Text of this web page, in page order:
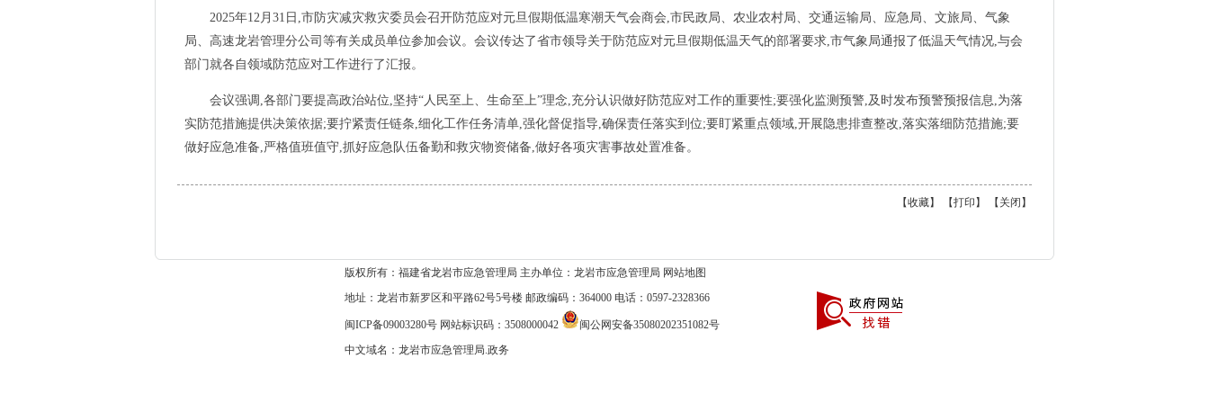
2025年12月31日,市防灾减灾救灾委员会召开防范应对元旦假期低温寒潮天气会商会,市民政局、农业农村局、交通运输局、应急局、文旅局、气象
局、高速龙岩管理分公司等有关成员单位参加会议。会议传达了省市领导关于防范应对元旦假期低温天气的部署要求,市气象局通报了低温天气情况,与会
部门就各自领域防范应对工作进行了汇报。
会议强调,各部门要提高政治站位,坚持“人民至上、生命至上”理念,充分认识做好防范应对工作的重要性;要强化监测预警,及时发布预警预报信息,为落
实防范措施提供决策依据;要拧紧责任链条,细化工作任务清单,强化督促指导,确保责任落实到位;要盯紧重点领域,开展隐患排查整改,落实落细防范措施;要
做好应急准备,严格值班值守,抓好应急队伍备勤和救灾物资储备,做好各项灾害事故处置准备。
【收藏】 【打印 】 【 关闭 】